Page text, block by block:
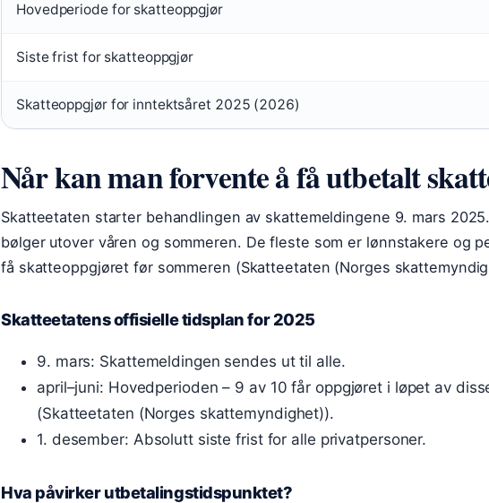
Hovedperiode for skatteoppgjør
Siste frist for skatteoppgjør
Skatteoppgjør for inntektsåret 2025 (2026)
Når kan man forvente å få utbetalt
Skatteetaten starter behandlingen av skattemeldingene 9. mars
bølger utover våren og sommeren. De fleste som er lønnstakere og
få skatteoppgjøret før sommeren (Skatteetaten (Norges
Skatteetatens offisielle tidsplan for 2025
9. mars: Skattemeldingen sendes ut til alle.
april–juni: Hovedperioden – 9 av 10 får oppgjøret i løpet av
(Skatteetaten (Norges skattemyndighet)).
1. desember: Absolutt siste frist for alle privatpersoner.
Hva påvirker utbetalingstidspunktet?